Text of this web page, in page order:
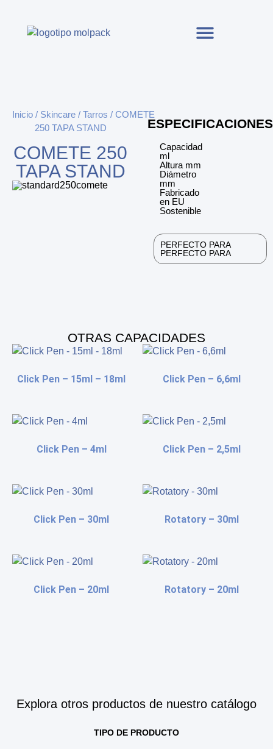
Inicio / Skincare / Tarros / COMETE
250 TAPA STAND
COMETE 250
TAPA STAND
ESPECIFICACIONES
Capacidad
ml
Altura mm
Diámetro
mm
Fabricado
en EU
Sostenible
PERFECTO PARA
PERFECTO PARA
OTRAS CAPACIDADES
Click Pen – 15ml – 18ml Click Pen – 6,6ml
Click Pen – 4ml Click Pen – 2,5ml
Click Pen – 30ml Rotatory – 30ml
Click Pen – 20ml Rotatory – 20ml
Explora otros productos de nuestro catálogo
TIPO DE PRODUCTO